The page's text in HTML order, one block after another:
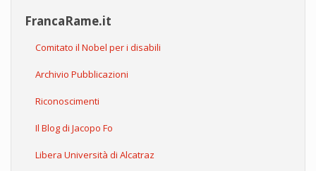
FrancaRame.it
Comitato il Nobel per i disabili
Archivio Pubblicazioni
Riconoscimenti
Il Blog di Jacopo Fo
Libera Università di Alcatraz